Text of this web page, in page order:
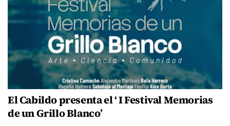
El Cabildo presenta el ‘ I Festival Memorias
de un Grillo Blanco’